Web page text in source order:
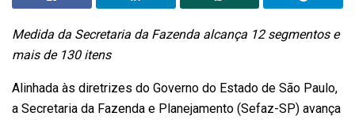
Medida da Secretaria da Fazenda alcança 12 segmentos e
mais de 130 itens
Alinhada às diretrizes do Governo do Estado de São Paulo,
a Secretaria da Fazenda e Planejamento (Sefaz-SP) avança